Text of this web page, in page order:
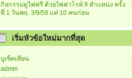
กิจกรรมดูไพ่ฟรี ด้วยไพ่ฟาโรห์ 9 ตำแหน่ง ครั้ง
ที่ 1 วันพฤ. 3/9/58 แค่ 10 คนก่อน
เริ่มหัวข้อใหม่มากที่สุด
บูเช็คเทียน
admin